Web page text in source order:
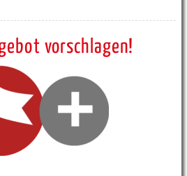
vorschlagen!